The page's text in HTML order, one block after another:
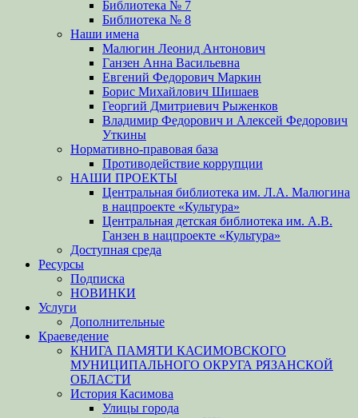
Библиотека № 7
Библиотека № 8
Наши имена
Малюгин Леонид Антонович
Ганзен Анна Васильевна
Евгений Федорович Маркин
Борис Михайлович Шишаев
Георгий Дмитриевич Рыженков
Владимир Федорович и Алексей Федорович
Уткины
Нормативно-правовая база
Противодействие коррупции
НАШИ ПРОЕКТЫ
Центральная библиотека им. Л.А. Малюгина
в нацпроекте «Культура»
Центральная детская библиотека им. А.В.
Ганзен в нацпроекте «Культура»
Доступная среда
Ресурсы
Подписка
НОВИНКИ
Услуги
Дополнительные
Краеведение
КНИГА ПАМЯТИ КАСИМОВСКОГО
МУНИЦИПАЛЬНОГО ОКРУГА РЯЗАНСКОЙ
ОБЛАСТИ
История Касимова
Улицы города